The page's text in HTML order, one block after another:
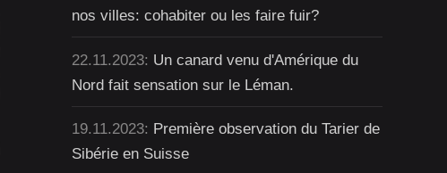
nos villes: cohabiter ou les faire fuir?
22.11.2023: Un canard venu d'Amérique du
Nord fait sensation sur le Léman.
19.11.2023: Première observation du Tarier de
Sibérie en Suisse